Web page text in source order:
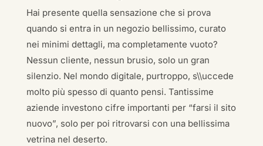
Hai presente quella sensazione che si prova
quando si entra in un negozio bellissimo, curato
nei minimi dettagli, ma completamente vuoto?
Nessun cliente, nessun brusio, solo un gran
silenzio. Nel mondo digitale, purtroppo, s\\uccede
molto più spesso di quanto pensi. Tantissime
aziende investono cifre importanti per “farsi il sito
nuovo”, solo per poi ritrovarsi con una bellissima
vetrina nel deserto.